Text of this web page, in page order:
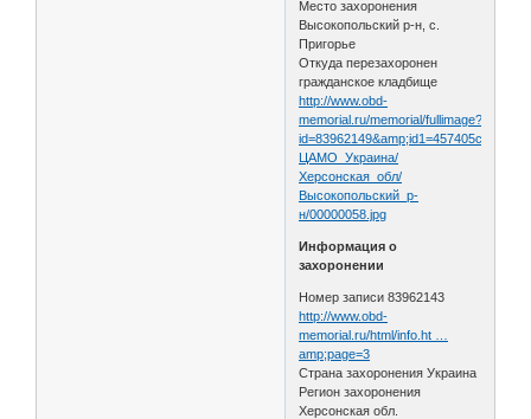
Место захоронения
Высокопольский р-н, с.
Пригорье
Откуда перезахоронен
гражданское кладбище
http://www.obd-
memorial.ru/memorial/fullimage?
ЦАМО_Украина/
Херсонская_обл/
Высокопольский_р-
н/00000058.jpg
Информация о
захоронении
Номер записи 83962143
http://www.obd-
memorial.ru/html/info.ht …
amp;page=3
Страна захоронения Украина
Регион захоронения
Херсонская обл.